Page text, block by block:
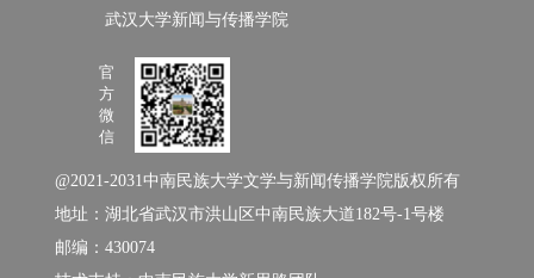
武汉大学新闻与传播学院
官
方
微
信
@2021-2031中南民族大学文学与新闻传播学院版权所有
地址：湖北省武汉市洪山区中南民族大道182号-1号楼
邮编：430074